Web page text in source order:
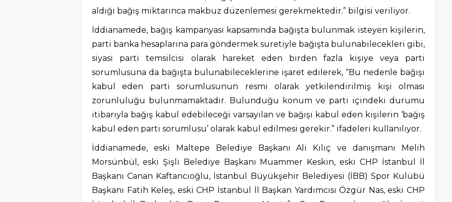
aldığı bağış miktarınca makbuz düzenlemesi gerekmektedir.” bilgisi veriliyor.
İddianamede, bağış kampanyası kapsamında bağışta bulunmak isteyen kişilerin,
parti banka hesaplarına para göndermek suretiyle bağışta bulunabilecekleri gibi,
siyasi parti temsilcisi olarak hareket eden birden fazla kişiye veya parti
sorumlusuna da bağışta bulunabileceklerine işaret edilerek, “Bu nedenle bağışı
kabul eden parti sorumlusunun resmi olarak yetkilendirilmiş kişi olması
zorunluluğu bulunmamaktadır. Bulunduğu konum ve parti içindeki durumu
itibarıyla bağış kabul edebileceği varsayılan ve bağışı kabul eden kişilerin ‘bağış
kabul eden parti sorumlusu’ olarak kabul edilmesi gerekir.” ifadeleri kullanılıyor.
İddianamede, eski Maltepe Belediye Başkanı Ali Kılıç ve danışmanı Melih
Morsünbül, eski Şişli Belediye Başkanı Muammer Keskin, eski CHP İstanbul İl
Başkanı Canan Kaftancıoğlu, İstanbul Büyükşehir Belediyesi (İBB) Spor Kulübü
Başkanı Fatih Keleş, eski CHP İstanbul İl Başkan Yardımcısı Özgür Nas, eski CHP